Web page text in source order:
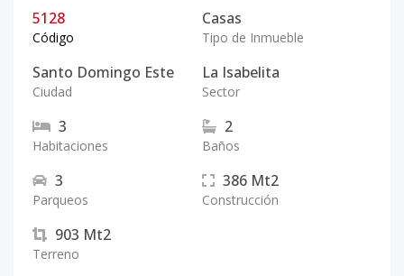
5128
Código
Casas
Tipo de Inmueble
Santo Domingo Este
Ciudad
La Isabelita
Sector
3
Habitaciones
2
Baños
3
Parqueos
386 Mt2
Construcción
903 Mt2
Terreno